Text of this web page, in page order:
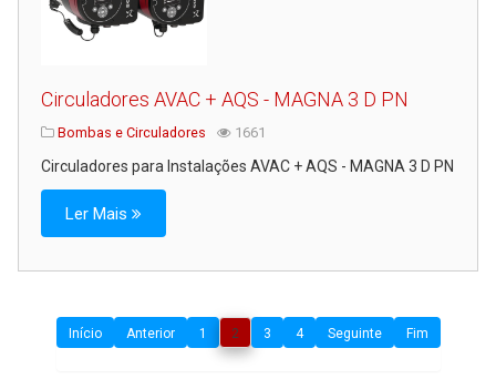
Circuladores AVAC + AQS - MAGNA 3 D PN
Bombas e Circuladores 1661
Circuladores para Instalações AVAC + AQS - MAGNA 3 D PN
Ler Mais
Início Anterior 1 2 3 4 Seguinte Fim